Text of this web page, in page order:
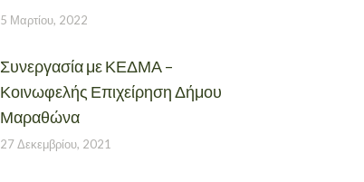
5 Μαρτίου, 2022
Συνεργασία με ΚΕΔΜΑ –
Κοινωφελής Επιχείρηση Δήμου
Μαραθώνα
27 Δεκεμβρίου, 2021